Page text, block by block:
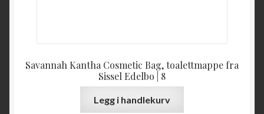
Savannah Kantha Cosmetic Bag, toalettmappe fra
Sissel Edelbo | 8
Legg i handlekurv